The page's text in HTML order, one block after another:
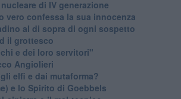
di IV generazione
vero confessa la sua innocenza
al di sopra di ogni sospetto
il grottesco
e dei loro servitori"
Angiolieri
elfi e dai mutaforma?
e lo Spirito di Goebbels